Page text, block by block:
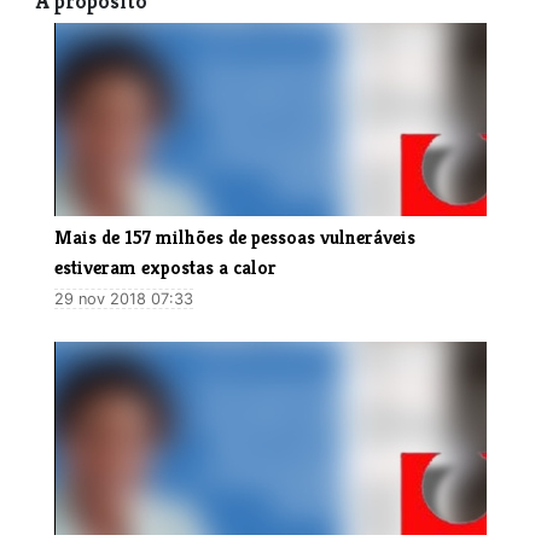
Mais de 157 milhões de pessoas vulneráveis
estiveram expostas a calor
29 nov 2018 07:33